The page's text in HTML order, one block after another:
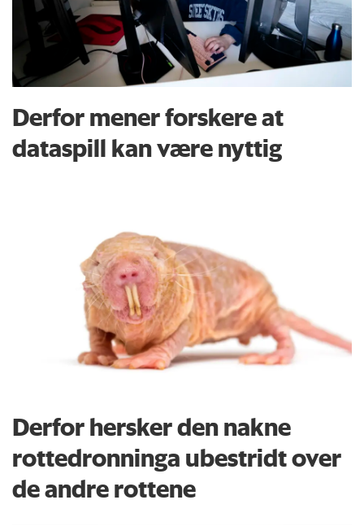
Derfor mener forskere at
dataspill kan være nyttig
Derfor hersker den nakne
rottedronninga ubestridt over
de andre rottene